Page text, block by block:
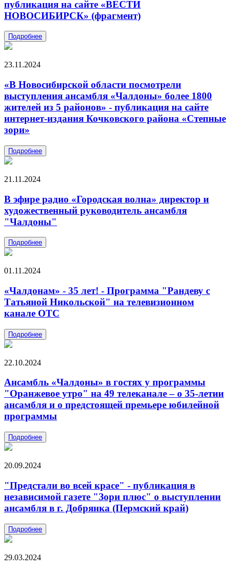
публикация на сайте «ВЕСТИ
НОВОСИБИРСК» (фрагмент)
Подробнее
23.11.2024
«В Новосибирской области посмотрели
выступления ансамбля «Чалдоны» более 1800
жителей из 5 районов» - публикация на сайте
интернет-издания Кочковского района «Степные
зори»
Подробнее
21.11.2024
В эфире радио «Городская волна» директор и
художественный руководитель ансамбля
"Чалдоны"
Подробнее
01.11.2024
«Чалдонам» - 35 лет! - Программа "Рандеву с
Татьяной Никольской" на телевизионном
канале ОТС
Подробнее
22.10.2024
Ансамбль «Чалдоны» в гостях у программы
"Оранжевое утро" на 49 телеканале – о 35-летии
ансамбля и о предстоящей премьере юбилейной
программы
Подробнее
20.09.2024
"Предстали во всей красе" - публикация в
независимой газете "Зори плюс" о выступлении
ансамбля в г. Добрянка (Пермский край)
Подробнее
29.03.2024